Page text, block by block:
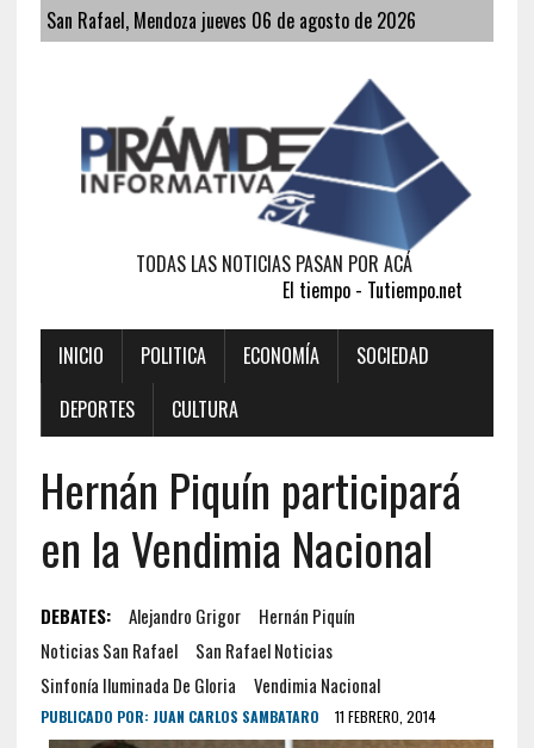
San Rafael, Mendoza jueves 06 de agosto de 2026
TODAS LAS NOTICIAS PASAN POR ACÁ
El tiempo - Tutiempo.net
INICIO POLITICA ECONOMÍA
SOCIEDAD
DEPORTES
CULTURA
Hernán Piquín participará
en la Vendimia Nacional
DEBATES: Alejandro Grigor
Hernán Piquín
Noticias San Rafael
San Rafael Noticias
Sinfonía Iluminada De Gloria
Vendimia Nacional
PUBLICADO POR: JUAN CARLOS SAMBATARO 11 FEBRERO, 2014